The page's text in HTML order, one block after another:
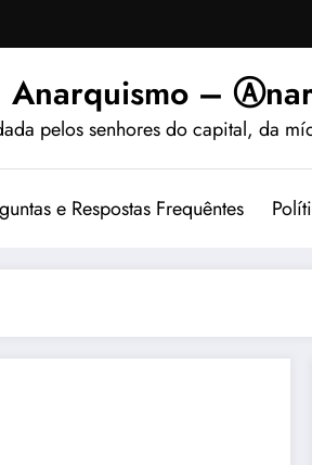
–
pelos senhores do capital, da
e Respostas Frequêntes